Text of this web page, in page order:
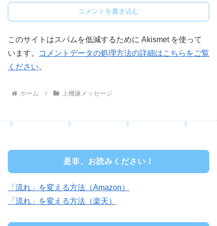
コメントを書き込む
このサイトはスパムを低減するために Akismet を使って
います。
コメントデータの処理方法の詳細はこちらをご覧
ください。
ホーム 上機嫌メッセージ
是非、お読みください！
「流れ」を変える方法（Amazon）
「流れ」を変える方法（楽天）